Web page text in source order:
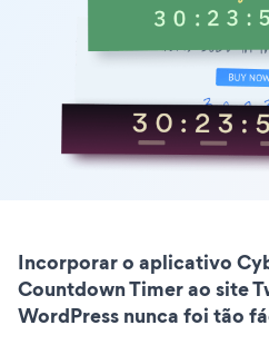
Incorporar o aplicativo
Countdown Timer ao site
WordPress nunca foi tão